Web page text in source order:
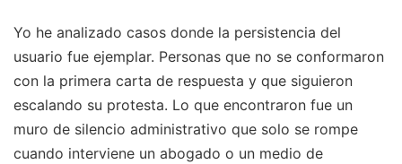
Yo he analizado casos donde la persistencia del
usuario fue ejemplar. Personas que no se conformaron
con la primera carta de respuesta y que siguieron
escalando su protesta. Lo que encontraron fue un
muro de silencio administrativo que solo se rompe
cuando interviene un abogado o un medio de